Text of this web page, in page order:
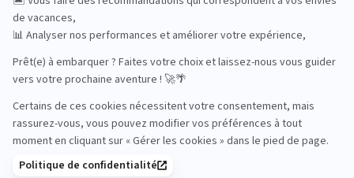
Bien-être
Circuits privés